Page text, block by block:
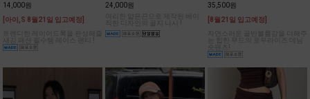
14,000원
[아이,S 8월21일 입고예정]
새깅 패션 필수템 레이스 팬티 !
24,000원
직한 디자인의 골지 나시 !
35,500원
[8월21일 입고예정]
자연스러운 골반볼륨감을 더해주
숏팬츠!